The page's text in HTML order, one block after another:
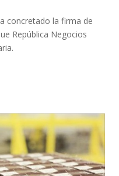
concretado la firma de
República Negocios